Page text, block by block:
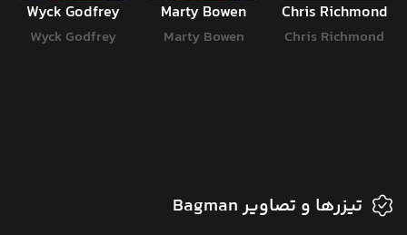
Chris Richmond
Chris Richmond
Marty Bowen
Marty Bowen
Wyck Godfrey
Wyck Godfrey
تیزرها و تصاویر Bagman